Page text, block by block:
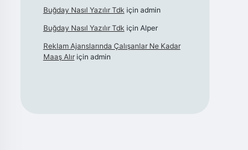
Buğday Nasıl Yazılır Tdk için admin
Buğday Nasıl Yazılır Tdk için Alper
Reklam Ajanslarında Çalışanlar Ne Kadar
Maaş Alıriçin admin